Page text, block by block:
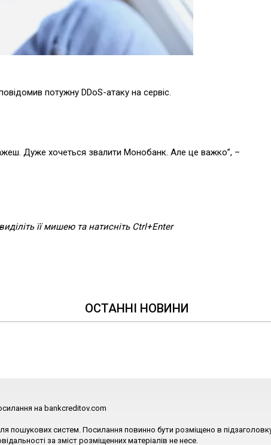
потужну DDoS-атаку на сервіс.
Дуже хочеться звалити Монобанк. Але це важко”, –
її мишею та натисніть Ctrl+Enter
ОСТАННІ НОВИНИ
на bankcreditov.com
пошукових систем. Посилання повинно бути розміщено в
за зміст розміщенних матеріалів не несе.